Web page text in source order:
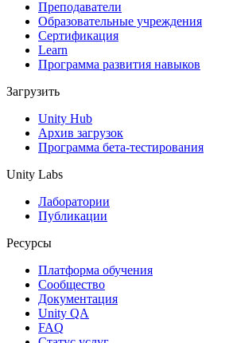
XR-игры
Запускайте XR-игры на разных
Многопользовательские игры
Упрощенное создание
Преподаватели
Образовательные учреждения
Сертификация
Learn
Программа развития навыков
Загрузить
Unity Hub
Архив загрузок
Программа бета-тестирования
Unity Labs
Лаборатории
Публикации
Ресурсы
Платформа обучения
Сообщество
Документация
Unity QA
FAQ